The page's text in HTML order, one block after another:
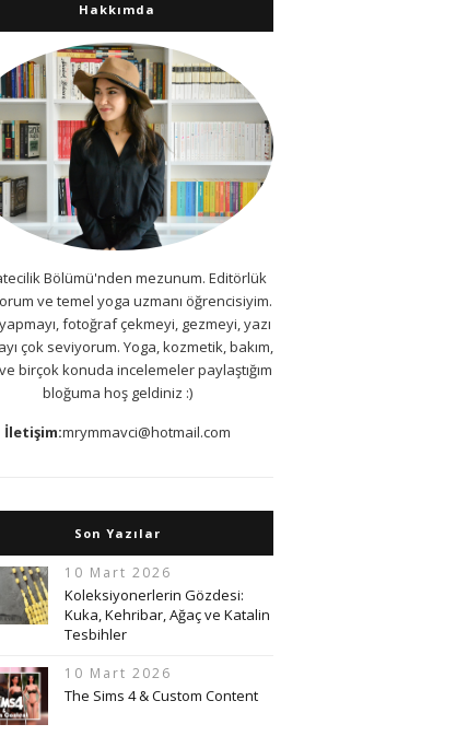
Hakkımda
Bölümü'nden mezunum. Editörlük
ve temel yoga uzmanı öğrencisiyim.
fotoğraf çekmeyi, gezmeyi, yazı
çok seviyorum. Yoga, kozmetik, bakım,
birçok konuda incelemeler paylaştığım
bloğuma hoş geldiniz :)
İletişim:mrymmavci@hotmail.com
Son Yazılar
10 Mart 2026
Koleksiyonerlerin Gözdesi:
Kuka, Kehribar, Ağaç ve Katalin
Tesbihler
10 Mart 2026
The Sims 4 & Custom Content